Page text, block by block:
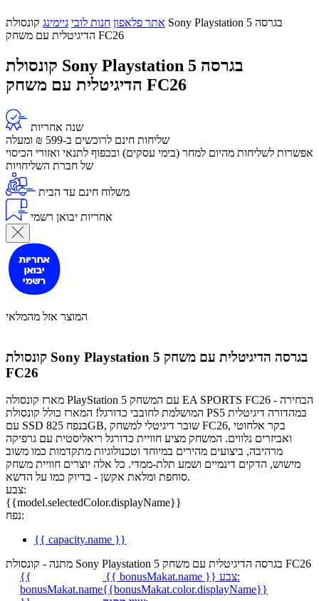
אתר פלאפון חנות לובי גיימינג קונסולת Sony Playstation 5 בגרסה
הדיגיטלית עם משחק FC26
קונסולת Sony Playstation 5 בגרסה
הדיגיטלית עם משחק FC26
שנה אחריות
שליחות חינם לרוכשים ב-599 ₪ ומעלה
​אפשרות לשליחות מהיום למחר (בימי עסקים) ובכפוף לתנאי ואזורי הכיסוי
של חברת השליחויות
משלוח חינם עד הבית
אחריות יבואן רשמי
המוצר אזל מהמלאי
קונסולת Sony Playstation 5 בגרסה הדיגיטלית עם משחק
FC26
מארז קונסולה PlayStation 5 עם המשחק EA SPORTS FC26 - הבחירה
המושלמת לחובבי כדורגל! המארז כולל קונסולת PS5 במהדורה דיגיטלית
עם SSD בנפח 825GB, שובר דיגיטלי למשחק FC26, בקר אלחוטי
ואביזרים נלווים. המשחק מציע חוויית כדורגל ריאליסטית עם גרפיקה
מרהיבה, ביצועים מהירים במיוחד וטכנולוגיות מתקדמות כמו משוב
מישוש, הדקים דינמיים ושמע תלת-ממדי. כל אלה יוצרים חוויית משחק
סוחפת ומלאת אקשן - בדיוק כמו על הדשא.
צבע:
{{model.selectedColor.displayName}}
נפח:
{{ capacity.name }}
מתנה - קונסולת Sony Playstation 5 בגרסה הדיגיטלית עם משחק FC26
{{
bonusMakat.name
{{ bonusMakat.name }}
צבע:
{{bonusMakat.color.displayName}}